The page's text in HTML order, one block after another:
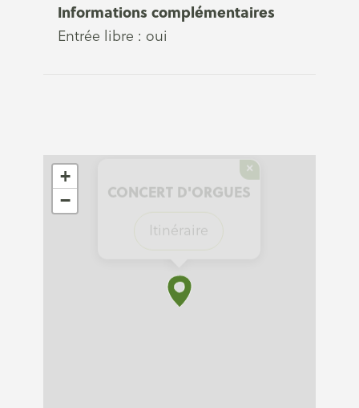
Informations complémentaires
Entrée libre : oui
CONCERT D'ORGUES
Itinéraire
×
+
−